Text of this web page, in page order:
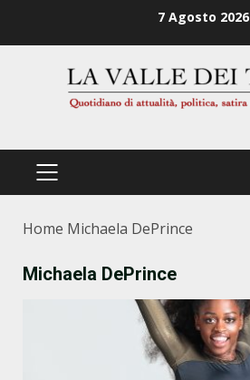
7 Agosto 2026
PRIMÄRES
Home Michaela DePrince
Michaela DePrince